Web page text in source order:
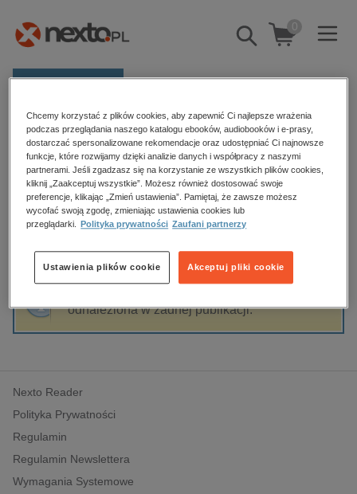
Pokaż/schowaj
wyszukiwarkę
0
Kategorie
Zobacz wszystkie E-prasa
budownictwo, aranżacja wnętrz
biznesowe, branżowe, gospodarka
dzienniki
edukacja
hobby, sport, rozrywka
komputery, internet, technologie, informatyka
polityka, społeczno-informacyjne
psychologiczne
inne
popularno-naukowe
historia
Strona główna Malwina Ciupak
Malwina Ciupak
Sortowanie Filtrowanie
odnaleziona w żadnej publikacji.
Nexto Reader
Polityka Prywatności
Regulamin
Regulamin Newslettera
Wymagania Systemowe
Chcemy korzystać z plików cookies, aby zapewnić Ci najlepsze wrażenia
podczas przeglądania naszego katalogu ebooków, audiobooków i e-prasy,
dostarczać spersonalizowane rekomendacje oraz udostępniać Ci najnowsze
funkcje, które rozwijamy dzięki analizie danych i współpracy z naszymi
partnerami. Jeśli zgadzasz się na korzystanie ze wszystkich plików cookies,
kliknij „Zaakceptuj wszystkie”. Możesz również dostosować swoje
preferencje, klikając „Zmień ustawienia”. Pamiętaj, że zawsze możesz
wycofać swoją zgodę, zmieniając ustawienia cookies lub
przeglądarki.
Polityka prywatności Zaufani partnerzy
Akceptuj pliki cookie
Ustawienia plików cookie